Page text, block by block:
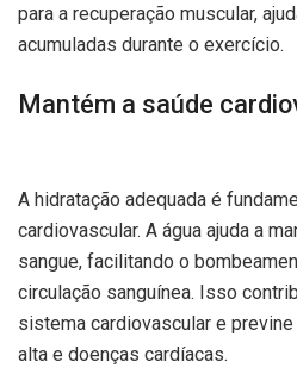
para a recuperação muscular,
acumuladas durante o exercício.
Mantém a saúde
A hidratação adequada é
cardiovascular. A água ajuda a
sangue, facilitando o
circulação sanguínea. Isso
sistema cardiovascular e
alta e doenças cardíacas.